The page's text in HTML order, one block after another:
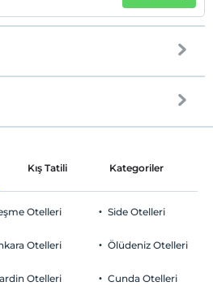
ücretsizdir.
kadar 2 çocuk ücretsizdir
alanlar ve tüm odalar
Kış Tatili Kategoriler
Otelleri
Otelleri
Otelleri
Side Otelleri
Ölüdeniz Otelleri
Cunda Otelleri